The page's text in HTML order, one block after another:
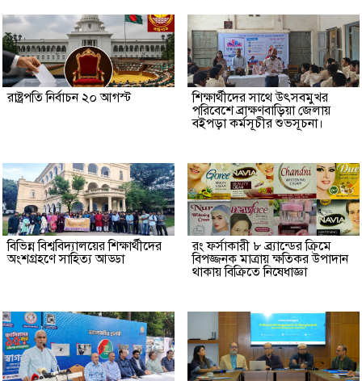
রাষ্ট্রপতি নির্বাচন ২০ আগস্ট
শিক্ষার্থীদের সাথে উৎসবমুখর
পরিবেশে ব্রাক্ষণবাড়িয়া জেলায়
বইপড়া কর্মসূচীর শুভসূচনা।
বিভিন্ন বিশ্ববিদ্যালয়ের শিক্ষার্থীদের
অংশগ্রহণে সাহিত্য আড্ডা
রং ফর্সাকারী ৮ ব্র্যান্ডের ক্রিমে
বিপজ্জনক মাত্রায় ক্ষতিকর উপাদান
থাকায় বিক্রিতে নিষেধাজ্ঞা